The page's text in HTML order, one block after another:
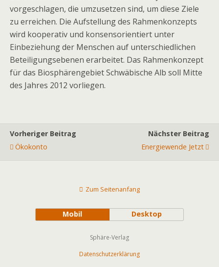
vorgeschlagen, die umzusetzen sind, um diese Ziele
zu erreichen. Die Aufstellung des Rahmenkonzepts
wird kooperativ und konsensorientiert unter
Einbeziehung der Menschen auf unterschiedlichen
Beteiligungsebenen erarbeitet. Das Rahmenkonzept
für das Biosphärengebiet Schwäbische Alb soll Mitte
des Jahres 2012 vorliegen.
Vorheriger Beitrag
Ökokonto
Nächster Beitrag
Energiewende Jetzt
Zum Seitenanfang
Mobil Desktop
Sphäre-Verlag
Datenschutzerklärung